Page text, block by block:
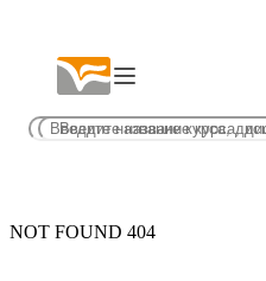
NOT FOUND 404